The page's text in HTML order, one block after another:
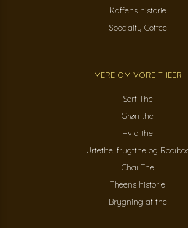
Kaffens historie
Specialty Coffee
MERE OM VORE THEER
Sort The
Grøn the
Hvid the
Urtethe, frugtthe og
Chai The
Theens historie
Brygning af the